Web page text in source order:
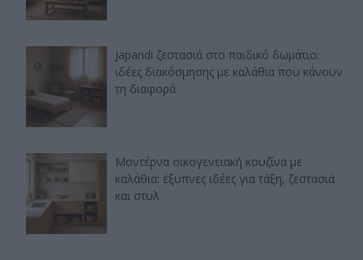
Japandi ζεστασιά στο παιδικό δωμάτιο:
ιδέες διακόσμησης με καλάθια που κάνουν
τη διαφορά
Μοντέρνα οικογενειακή κουζίνα με
καλάθια: έξυπνες ιδέες για τάξη, ζεστασιά
και στυλ